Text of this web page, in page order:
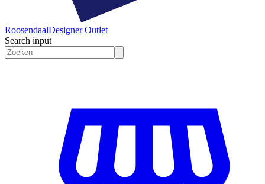
RoosendaalDesigner Outlet
Search input